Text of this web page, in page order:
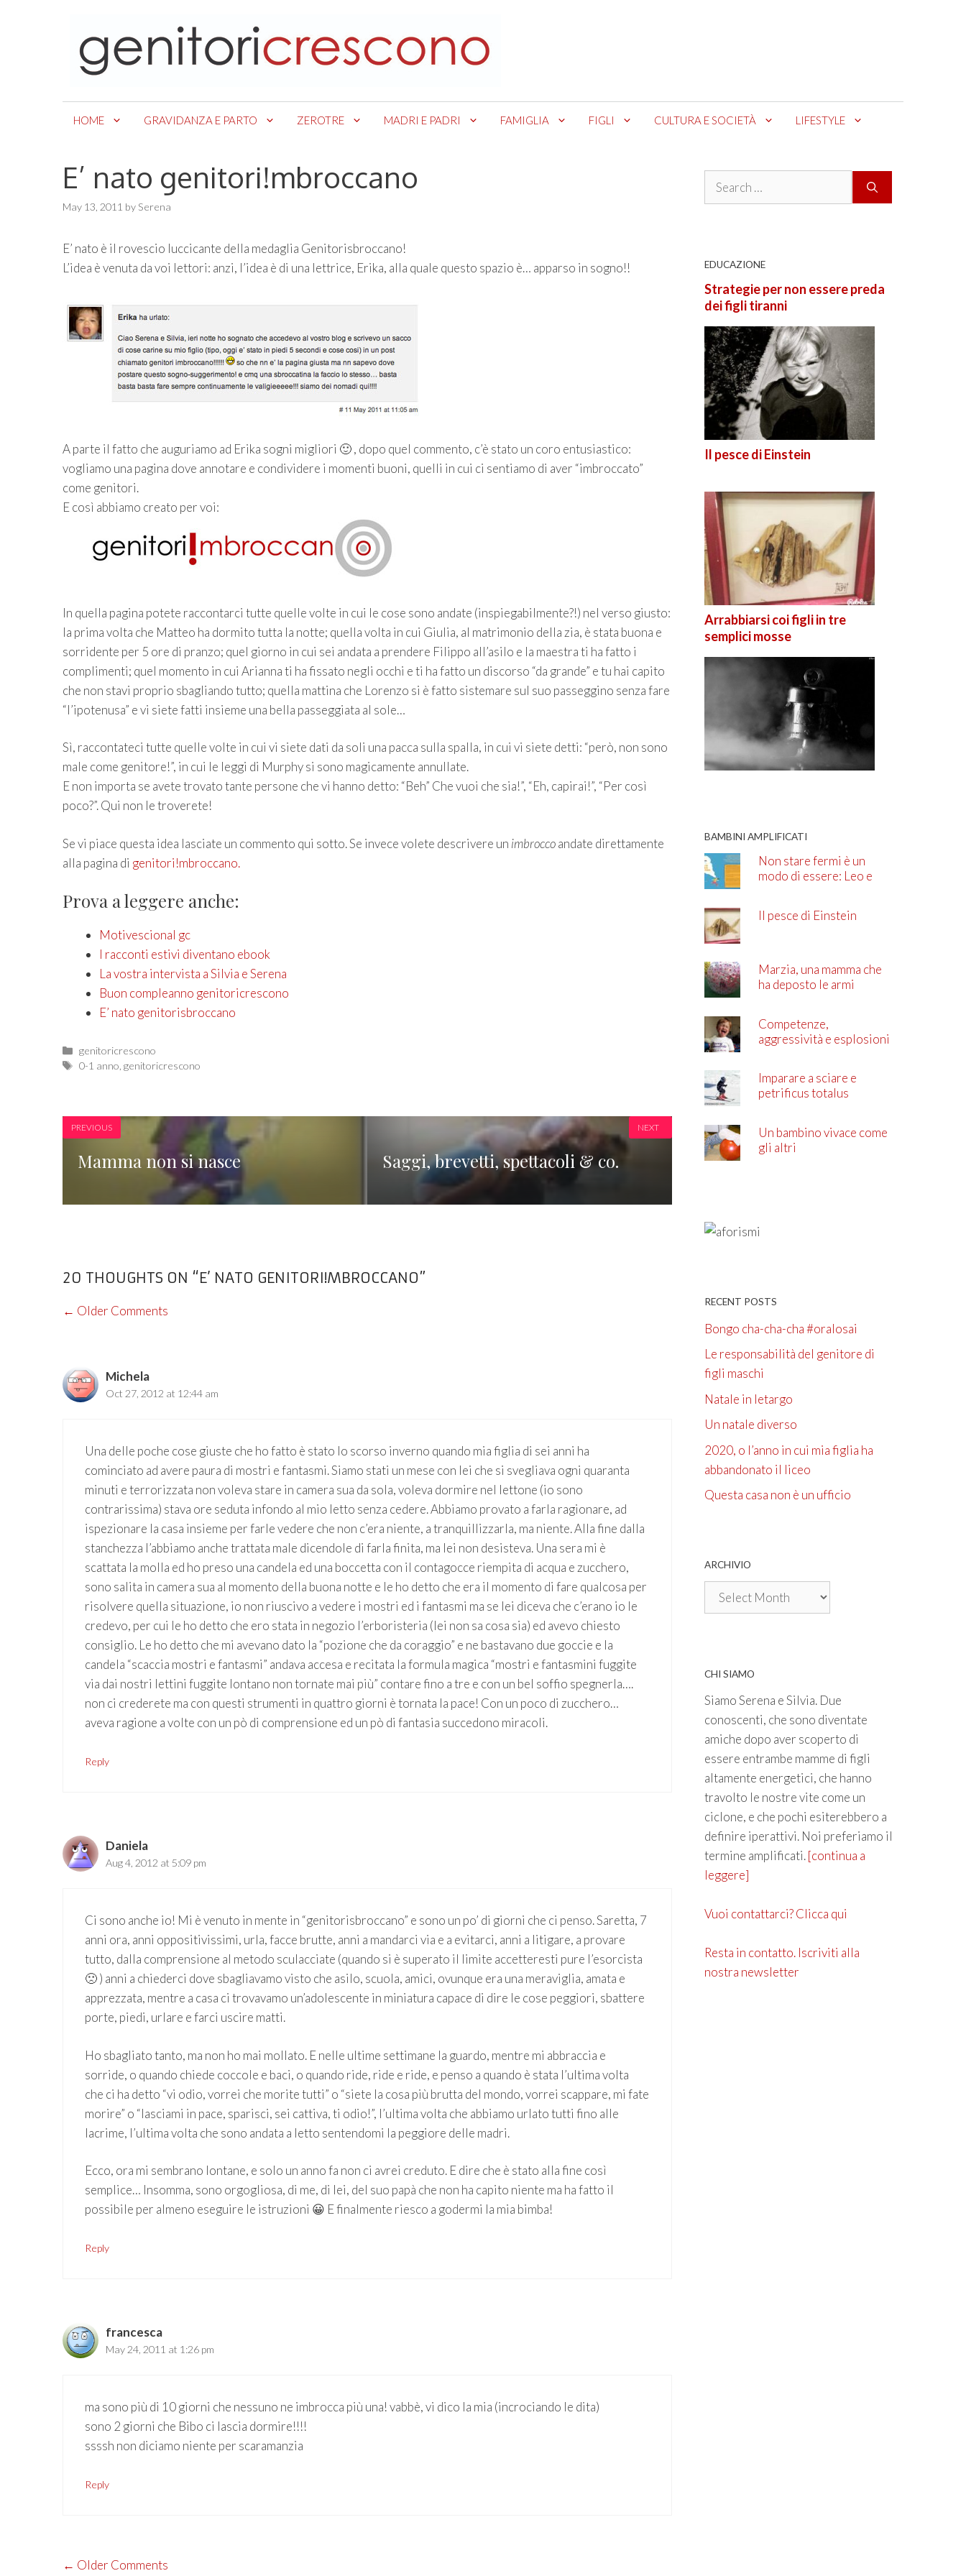
HOME GRAVIDANZA E PARTO ZEROTRE MADRI E PADRI FAMIGLIA FIGLI CULTURA E SOCIETÀ LIFESTYLE
E’ nato genitori!mbroccano
May 13, 2011 by Serena
E’ nato è il rovescio luccicante della medaglia Genitorisbroccano!
L’idea è venuta da voi lettori: anzi, l’idea è di una lettrice, Erika, alla quale questo spazio è… apparso in sogno!!
A parte il fatto che auguriamo ad Erika sogni migliori 🙂 , dopo quel commento, c’è stato un coro entusiastico:
vogliamo una pagina dove annotare e condividere i momenti buoni, quelli in cui ci sentiamo di aver “imbroccato”
come genitori.
E così abbiamo creato per voi:
In quella pagina potete raccontarci tutte quelle volte in cui le cose sono andate (inspiegabilmente?!) nel verso giusto:
la prima volta che Matteo ha dormito tutta la notte; quella volta in cui Giulia, al matrimonio della zia, è stata buona e
sorridente per 5 ore di pranzo; quel giorno in cui sei andata a prendere Filippo all’asilo e la maestra ti ha fatto i
complimenti; quel momento in cui Arianna ti ha fissato negli occhi e ti ha fatto un discorso “da grande” e tu hai capito
che non stavi proprio sbagliando tutto; quella mattina che Lorenzo si è fatto sistemare sul suo passeggino senza fare
“l’ipotenusa” e vi siete fatti insieme una bella passeggiata al sole…
Sì, raccontateci tutte quelle volte in cui vi siete dati da soli una pacca sulla spalla, in cui vi siete detti: “però, non sono
male come genitore!”, in cui le leggi di Murphy si sono magicamente annullate.
E non importa se avete trovato tante persone che vi hanno detto: “Beh” Che vuoi che sia!”, “Eh, capirai!”, “Per così
poco?”. Qui non le troverete!
Se vi piace questa idea lasciate un commento qui sotto. Se invece volete descrivere un imbroccoandate direttamente
alla pagina di genitori!mbroccano.
Prova a leggere anche:
Motivescional gc
I racconti estivi diventano ebook
La vostra intervista a Silvia e Serena
Buon compleanno genitoricrescono
E’ nato genitorisbroccano
Categories
genitoricrescono
Tags
0-1 anno ,genitoricrescono
PREVIOUS
Mamma non si nasce Saggi, brevetti, spettacoli & co.
NEXT
20 THOUGHTS ON “E’ NATO GENITORI!MBROCCANO”
COMMENT
← Older Comments
Michela
Oct 27, 2012 at 12:44 am
Una delle poche cose giuste che ho fatto è stato lo scorso inverno quando mia figlia di sei anni ha
cominciato ad avere paura di mostri e fantasmi. Siamo stati un mese con lei che si svegliava ogni quaranta
minuti e terrorizzata non voleva stare in camera sua da sola, voleva dormire nel lettone (io sono
contrarissima) stava ore seduta infondo al mio letto senza cedere. Abbiamo provato a farla ragionare, ad
ispezionare la casa insieme per farle vedere che non c’era niente, a tranquillizzarla, ma niente. Alla fine dalla
stanchezza l’abbiamo anche trattata male dicendole di farla finita, ma lei non desisteva. Una sera mi è
scattata la molla ed ho preso una candela ed una boccetta con il contagocce riempita di acqua e zucchero,
sono salita in camera sua al momento della buona notte e le ho detto che era il momento di fare qualcosa per
risolvere quella situazione, io non riuscivo a vedere i mostri ed i fantasmi ma se lei diceva che c’erano io le
credevo, per cui le ho detto che ero stata in negozio l’erboristeria (lei non sa cosa sia) ed avevo chiesto
consiglio. Le ho detto che mi avevano dato la “pozione che da coraggio” e ne bastavano due goccie e la
candela “scaccia mostri e fantasmi” andava accesa e recitata la formula magica “mostri e fantasmini fuggite
via dai nostri lettini fuggite lontano non tornate mai più” contare fino a tre e con un bel soffio spegnerla….
non ci crederete ma con questi strumenti in quattro giorni è tornata la pace! Con un poco di zucchero…
aveva ragione a volte con un pò di comprensione ed un pò di fantasia succedono miracoli.
Reply
Daniela
Aug 4, 2012 at 5:09 pm
Ci sono anche io! Mi è venuto in mente in “genitorisbroccano” e sono un po’ di giorni che ci penso. Saretta, 7
anni ora, anni oppositivissimi, urla, facce brutte, anni a mandarci via e a evitarci, anni a litigare, a provare
tutto, dalla comprensione al metodo sculacciate (quando si è superato il limite accetteresti pure l’esorcista
🙁 ) anni a chiederci dove sbagliavamo visto che asilo, scuola, amici, ovunque era una meraviglia, amata e
apprezzata, mentre a casa ci trovavamo un’adolescente in miniatura capace di dire le cose peggiori, sbattere
porte, piedi, urlare e farci uscire matti.
Ho sbagliato tanto, ma non ho mai mollato. E nelle ultime settimane la guardo, mentre mi abbraccia e
sorride, o quando chiede coccole e baci, o quando ride, ride e ride, e penso a quando è stata l’ultima volta
che ci ha detto “vi odio, vorrei che morite tutti” o “siete la cosa più brutta del mondo, vorrei scappare, mi fate
morire” o “lasciami in pace, sparisci, sei cattiva, ti odio!”, l’ultima volta che abbiamo urlato tutti fino alle
lacrime, l’ultima volta che sono andata a letto sentendomi la peggiore delle madri.
Ecco, ora mi sembrano lontane, e solo un anno fa non ci avrei creduto. E dire che è stato alla fine così
semplice… Insomma, sono orgogliosa, di me, di lei, del suo papà che non ha capito niente ma ha fatto il
possibile per almeno eseguire le istruzioni 😀 E finalmente riesco a godermi la mia bimba!
Reply
francesca
May 24, 2011 at 1:26 pm
ma sono più di 10 giorni che nessuno ne imbrocca più una! vabbè, vi dico la mia (incrociando le dita)
sono 2 giorni che Bibo ci lascia dormire!!!!
ssssh non diciamo niente per scaramanzia
Reply
COMMENT
← Older Comments
Search
EDUCAZIONE
Strategie per non essere preda
dei figli tiranni
Il pesce di Einstein
Arrabbiarsi coi figli in tre
semplici mosse
BAMBINI AMPLIFICATI
Non stare fermi è un
modo di essere: Leo e
Il pesce di Einstein
Marzia, una mamma che
ha deposto le armi
Competenze,
aggressività e esplosioni
Imparare a sciare e
petrificus totalus
Un bambino vivace come
gli altri
RECENT POSTS
Bongo cha-cha-cha #oralosai
Le responsabilità del genitore di
figli maschi
Natale in letargo
Un natale diverso
2020, o l’anno in cui mia figlia ha
abbandonato il liceo
Questa casa non è un ufficio
ARCHIVIO
Archivio
CHI SIAMO
Siamo Serena e Silvia. Due
conoscenti, che sono diventate
amiche dopo aver scoperto di
essere entrambe mamme di figli
altamente energetici, che hanno
travolto le nostre vite come un
ciclone, e che pochi esiterebbero a
definire iperattivi. Noi preferiamo il
termine amplificati.[continua a
leggere]
Vuoi contattarci? Clicca qui
Resta in contatto. Iscriviti alla
nostra newsletter